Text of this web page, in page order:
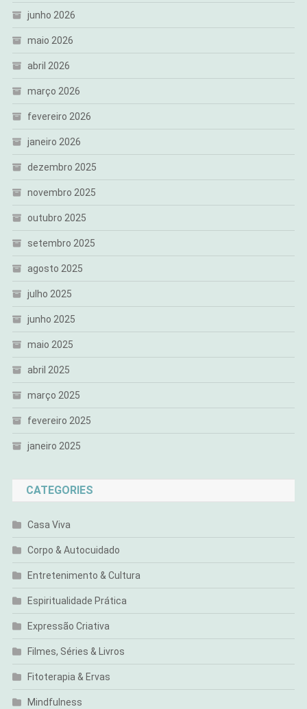
junho 2026
maio 2026
abril 2026
março 2026
fevereiro 2026
janeiro 2026
dezembro 2025
novembro 2025
outubro 2025
setembro 2025
agosto 2025
julho 2025
junho 2025
maio 2025
abril 2025
março 2025
fevereiro 2025
janeiro 2025
CATEGORIES
Casa Viva
Corpo & Autocuidado
Entretenimento & Cultura
Espiritualidade Prática
Expressão Criativa
Filmes, Séries & Livros
Fitoterapia & Ervas
Mindfulness